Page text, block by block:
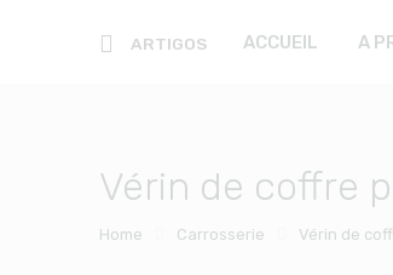
ARTIGOS ACCUEIL A
Vérin de coffre
Home Carrosserie Vérin de